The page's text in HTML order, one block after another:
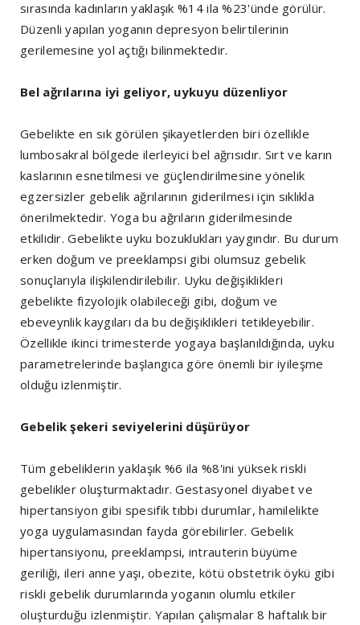
sırasında kadınların yaklaşık %14 ila %23'ünde görülür.
Düzenli yapılan yoganın depresyon belirtilerinin
gerilemesine yol açtığı bilinmektedir.
Bel ağrılarına iyi geliyor, uykuyu düzenliyor
Gebelikte en sık görülen şikayetlerden biri özellikle
lumbosakral bölgede ilerleyici bel ağrısıdır. Sırt ve karın
kaslarının esnetilmesi ve güçlendirilmesine yönelik
egzersizler gebelik ağrılarının giderilmesi için sıklıkla
önerilmektedir. Yoga bu ağrıların giderilmesinde
etkilidir. Gebelikte uyku bozuklukları yaygındır. Bu durum
erken doğum ve preeklampsi gibi olumsuz gebelik
sonuçlarıyla ilişkilendirilebilir. Uyku değişiklikleri
gebelikte fizyolojik olabileceği gibi, doğum ve
ebeveynlik kaygıları da bu değişiklikleri tetikleyebilir.
Özellikle ikinci trimesterde yogaya başlanıldığında, uyku
parametrelerinde başlangıca göre önemli bir iyileşme
olduğu izlenmiştir.
Gebelik şekeri seviyelerini düşürüyor
Tüm gebeliklerin yaklaşık %6 ila %8'ini yüksek riskli
gebelikler oluşturmaktadır. Gestasyonel diyabet ve
hipertansiyon gibi spesifik tıbbi durumlar, hamilelikte
yoga uygulamasından fayda görebilirler. Gebelik
hipertansiyonu, preeklampsi, intrauterin büyüme
geriliği, ileri anne yaşı, obezite, kötü obstetrik öykü gibi
riskli gebelik durumlarında yoganın olumlu etkiler
oluşturduğu izlenmiştir. Yapılan çalışmalar 8 haftalık bir